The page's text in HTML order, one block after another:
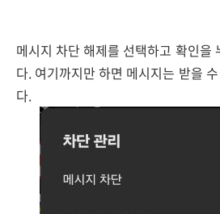
메시지 차단 해제를 선택하고 확인을
다. 여기까지만 하면 메시지는 받을
다.